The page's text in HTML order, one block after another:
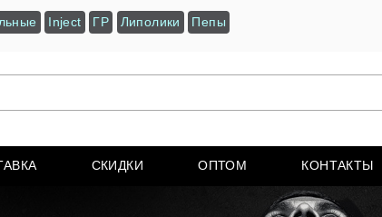
Inject ГР Липолики Пепы
СКИДКИ ОПТОМ КОНТАКТЫ